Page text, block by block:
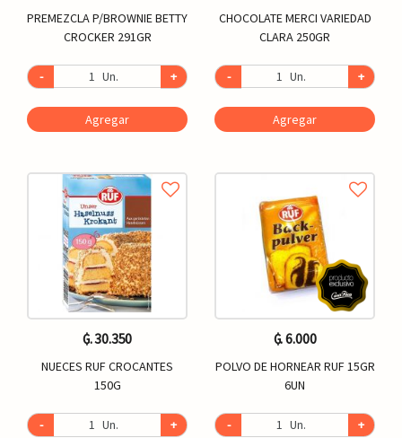
PREMEZCLA P/BROWNIE BETTY
CROCKER 291GR
- Un. +
Agregar
₲. 30.350
NUECES RUF CROCANTES
150G
- Un. +
CHOCOLATE MERCI VARIEDAD
CLARA 250GR
- Un. +
Agregar
₲. 6.000
POLVO DE HORNEAR RUF 15GR
6UN
- Un. +